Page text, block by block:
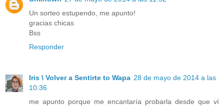
Un sorteo estupendo, me apunto!
gracias chicas
Bss
Responder
Iris \ Volver a Sentirte to Wapa 28 de mayo de 2014 a las
10:36
me apunto porque me encantaría probarla desde que ví